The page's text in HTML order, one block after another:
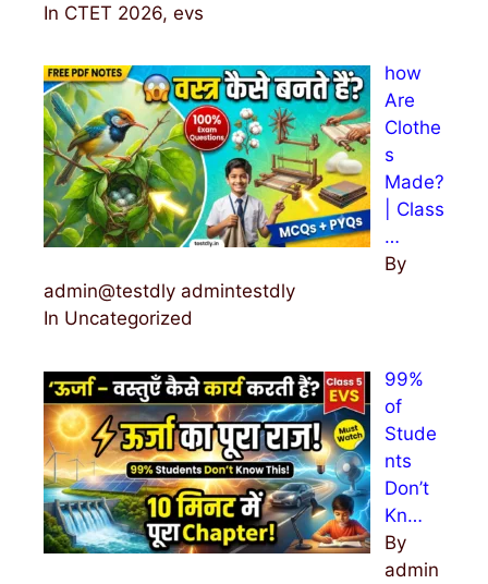
In CTET 2026, evs
how
Are
Clothe
s
Made?
| Class
…
By
admin@testdly admintestdly
In Uncategorized
99%
of
Stude
nts
Don’t
Kn…
By
admin